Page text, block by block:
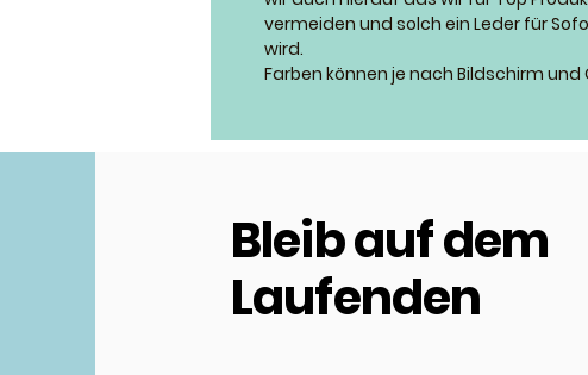
vermeiden und solch ein Leder für
wird.
Farben können je nach Bildschirm
Bleib auf dem
Laufenden